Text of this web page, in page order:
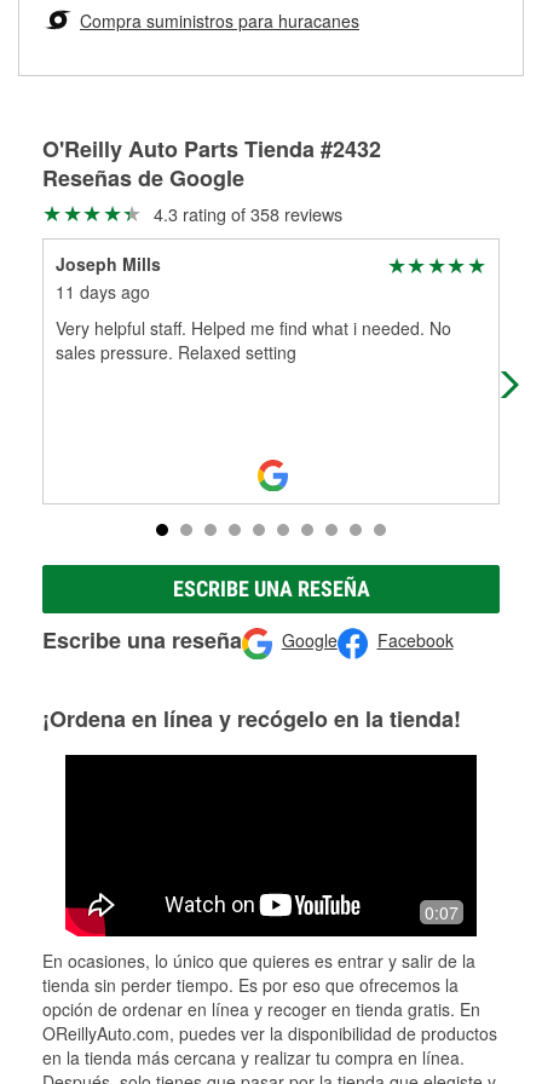
Más información sobre el Programa de Préstamo de
medirán tus tambores o discos para determinar si pueden
ser rectificados con seguridad. Si tus tambores o discos no
partes de reemplazo correctas para tu reparación.
Compra suministros para huracanes
O'Reilly Auto Parts Tienda #2432
Reseñas de Google
4.3 rating of 358 reviews
Joseph Mills
11 days ago
Very helpful staff. Helped me find what i needed. No
sales pressure. Relaxed setting
ESCRIBE UNA RESEÑA
Escribe una reseña Google Facebook
¡Ordena en línea y recógelo en la tienda!
0:07
En ocasiones, lo único que quieres es entrar y salir de la
tienda sin perder tiempo. Es por eso que ofrecemos la
opción de ordenar en línea y recoger en tienda gratis. En
OReillyAuto.com, puedes ver la disponibilidad de productos
en la tienda más cercana y realizar tu compra en línea.